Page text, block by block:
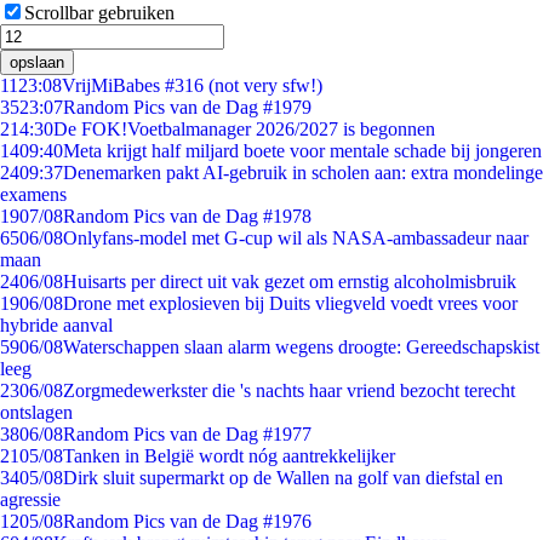
Scrollbar gebruiken
opslaan
11 23:08VrijMiBabes #316 (not very sfw!)
3523:07Random Pics van de Dag #1979
214:30De FOK!Voetbalmanager 2026/2027 is begonnen
1409:40Meta krijgt half miljard boete voor mentale schade bij jongeren
2409:37Denemarken pakt AI-gebruik in scholen aan: extra mondelinge
examens
1907/08Random Pics van de Dag #1978
6506/08Onlyfans-model met G-cup wil als NASA-ambassadeur naar
maan
2406/08Huisarts per direct uit vak gezet om ernstig alcoholmisbruik
1906/08Drone met explosieven bij Duits vliegveld voedt vrees voor
hybride aanval
5906/08Waterschappen slaan alarm wegens droogte: Gereedschapskist
leeg
2306/08Zorgmedewerkster die 's nachts haar vriend bezocht terecht
ontslagen
3806/08Random Pics van de Dag #1977
2105/08Tanken in België wordt nóg aantrekkelijker
3405/08Dirk sluit supermarkt op de Wallen na golf van diefstal en
agressie
1205/08Random Pics van de Dag #1976